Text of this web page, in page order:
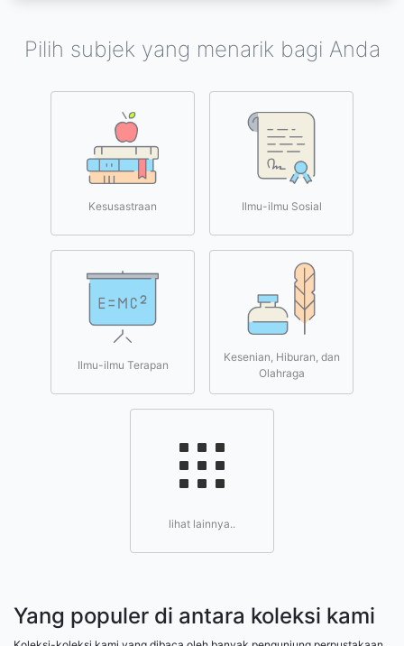
Pilih subjek yang menarik bagi Anda
Kesusastraan Ilmu-ilmu Sosial
Ilmu-ilmu Terapan
Kesenian, Hiburan, dan
Olahraga
lihat lainnya..
Yang populer di antara koleksi kami